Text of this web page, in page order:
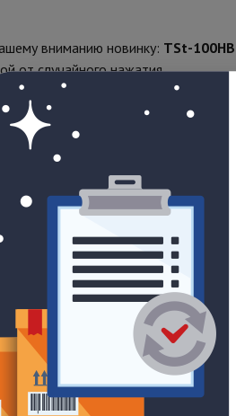
вниманию новинку: TSt-100HB
от случайного нажатия.
предшественника, модели
на кнопки управления.